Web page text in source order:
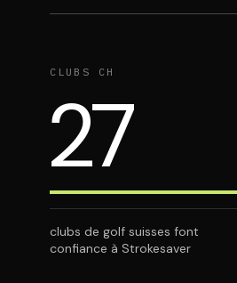
CLUBS CH
27
clubs de golf suisses font
confiance à Strokesaver